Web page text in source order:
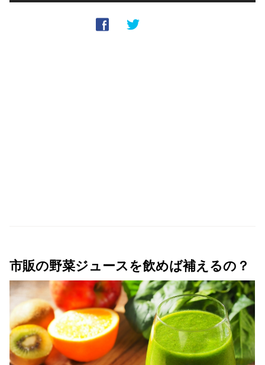
市販の野菜ジュースを飲めば補えるの？